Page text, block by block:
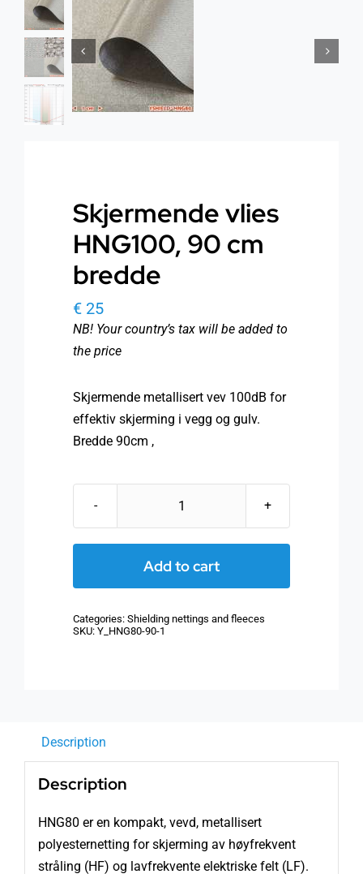
About Baldron
Store in Oslo
Contact us
Health
Radiation EMF
Light & Color
Media & Events
Skjermende vlies
HNG100, 90 cm
bredde
€ 25
NB! Your country’s tax will be added to
the price
Skjermende metallisert vev 100dB for
effektiv skjerming i vegg og gulv.
Bredde 90cm ,
Skjermende
HNG100,
bredde
Add to cart
Categories: Shielding nettings and fleeces
SKU: Y_HNG80-90-1
Description
Description
HNG80 er en kompakt, vevd, metallisert
polyesternetting for skjerming av høyfrekvent
stråling (HF) og lavfrekvente elektriske felt (LF).